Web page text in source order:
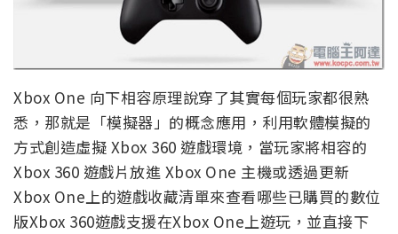
Xbox One 向下相容原理說穿了其實每個玩家都很熟
悉，那就是「模擬器」的概念應用，利用軟體模擬的
方式創造虛擬 Xbox 360 遊戲環境，當玩家將相容的
Xbox 360 遊戲片放進 Xbox One 主機或透過更新
Xbox One上的遊戲收藏清單來查看哪些已購買的數位
版Xbox 360遊戲支援在Xbox One上遊玩，並直接下